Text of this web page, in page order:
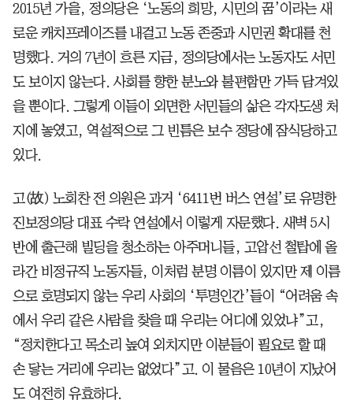
2015년 가을, 정의당은 ‘노동의 희망, 시민의 꿈’이라는 새
로운 캐치프레이즈를 내걸고 노동 존중과 시민권 확대를 천
명했다. 거의 7년이 흐른 지금, 정의당에서는 노동자도 서민
도 보이지 않는다. 사회를 향한 분노와 불편함만 가득 담겨있
을 뿐이다. 그렇게 이들이 외면한 서민들의 삶은 각자도생 처
지에 놓였고, 역설적으로 그 빈틈은 보수 정당에 잠식당하고
있다.
고(故) 노회찬 전 의원은 과거 ‘6411번 버스 연설’로 유명한
진보정의당 대표 수락 연설에서 이렇게 자문했다. 새벽 5시
반에 출근해 빌딩을 청소하는 아주머니들, 고압선 철탑에 올
라간 비정규직 노동자들, 이처럼 분명 이름이 있지만 제 이름
으로 호명되지 않는 우리 사회의 ‘투명인간’들이 “어려움 속
에서 우리 같은 사람을 찾을 때 우리는 어디에 있었냐”고,
“정치한다고 목소리 높여 외치지만 이분들이 필요로 할 때
손 닿는 거리에 우리는 없었다”고. 이 물음은 10년이 지났어
도 여전히 유효하다.